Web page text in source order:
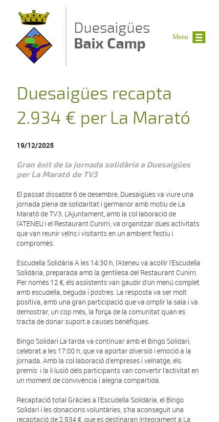
Duesaigües
Baix Camp
Duesaigües recapta
2.934 € per La Marató
19/12/2025
Gran èxit de la jornada solidària a Duesaigües
per La Marató de TV3
El passat dissabte 6 de desembre, Duesaigües va viure una
jornada plena de solidaritat i germanor amb motiu de La
Marató de TV3. L’Ajuntament, amb la col·laboració de
l'ATENEU i el Restaurant Cunirri, va organitzar dues activitats
que van reunir veïns i visitants en un ambient festiu i
compromès.
Escudella Solidària A les 14:30 h, l’Ateneu va acollir l’Escudella
Solidària, preparada amb la gentilesa del Restaurant Cunirri.
Per només 12 €, els assistents van gaudir d’un menú complet
amb escudella, beguda i postres. La resposta va ser molt
positiva, amb una gran participació que va omplir la sala i va
demostrar, un cop més, la força de la comunitat quan es
tracta de donar suport a causes benèfiques.
Bingo Solidari La tarda va continuar amb el Bingo Solidari,
celebrat a les 17:00 h, que va aportar diversió i emoció a la
jornada. Amb la col·laboració d'empreses i veïnatge, els
premis i la il·lusió dels participants van convertir l’activitat en
un moment de convivència i alegria compartida.
Recaptació total Gràcies a l’Escudella Solidària, el Bingo
Solidari i les donacions voluntàries, s’ha aconseguit una
recaptació de 2.934 €, que es destinaran íntegrament a La
Menu